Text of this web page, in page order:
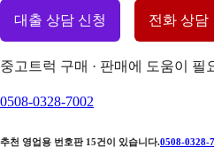
대출 상담 신청 전화 상담
중고트럭 구매 · 판매에 도움이 필
0508-0328-7002
추천 영업용 번호판 15건이 있습니다.0508-0328-